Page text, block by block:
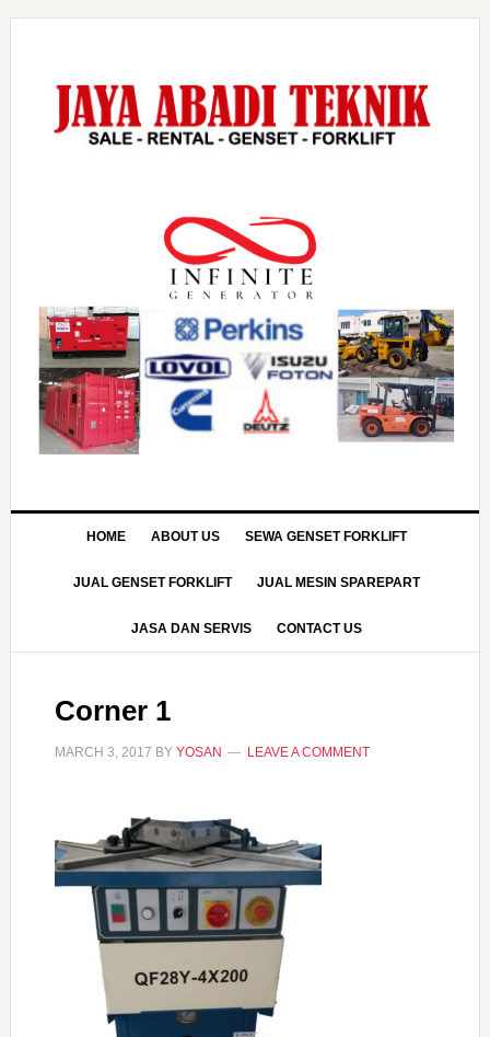
HOME ABOUT US SEWA GENSET FORKLIFT
JUAL GENSET FORKLIFT JUAL MESIN SPAREPART
JASA DAN SERVIS CONTACT US
Corner 1
MARCH 3, 2017 BY YOSAN LEAVE A COMMENT